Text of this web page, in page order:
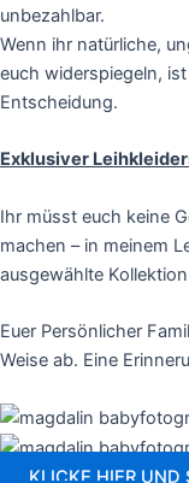
unbezahlbar.
Wenn ihr natürliche,
euch widerspiegeln,
Entscheidung.
Exklusiver
Ihr müsst euch keine
machen – in meinem
ausgewählte
Euer Persönlicher
Weise ab. Eine
KLICKE HIER UND